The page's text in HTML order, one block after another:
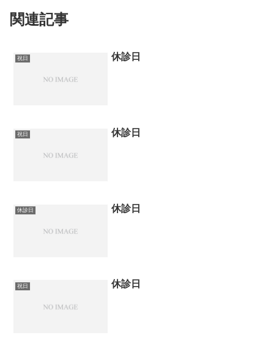
関連記事
祝日 休診日
祝日 休診日
休診日 休診日
祝日 休診日